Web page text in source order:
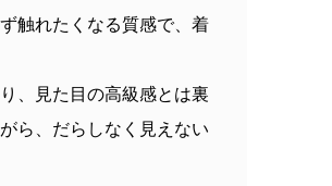
触れたくなる質感で、着
、見た目の高級感とは裏
ら、だらしなく見えない